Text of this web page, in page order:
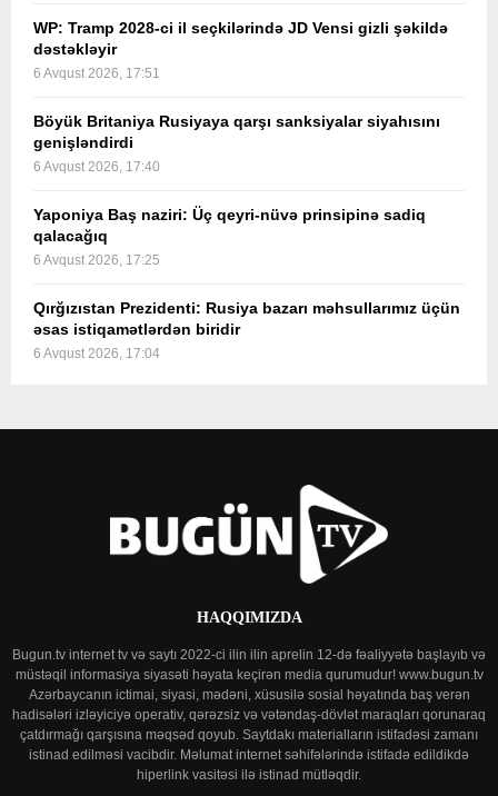
WP: Tramp 2028-ci il seçkilərində JD Vensi gizli şəkildə
dəstəkləyir
6 Avqust 2026, 17:51
Böyük Britaniya Rusiyaya qarşı sanksiyalar siyahısını
genişləndirdi
6 Avqust 2026, 17:40
Yaponiya Baş naziri: Üç qeyri-nüvə prinsipinə sadiq
qalacağıq
6 Avqust 2026, 17:25
Qırğızıstan Prezidenti: Rusiya bazarı məhsullarımız üçün
əsas istiqamətlərdən biridir
6 Avqust 2026, 17:04
HAQQIMIZDA
Bugun.tv internet tv və saytı 2022-ci ilin ilin aprelin 12-də fəaliyyətə başlayıb və
müstəqil informasiya siyasəti həyata keçirən media qurumudur! www.bugun.tv
Azərbaycanın ictimai, siyasi, mədəni, xüsusilə sosial həyatında baş verən
hadisələri izləyiciyə operativ, qərəzsiz və vətəndaş-dövlət maraqları qorunaraq
çatdırmağı qarşısına məqsəd qoyub. Saytdakı materialların istifadəsi zamanı
istinad edilməsi vacibdir. Məlumat internet səhifələrində istifadə edildikdə
hiperlink vasitəsi ilə istinad mütləqdir.